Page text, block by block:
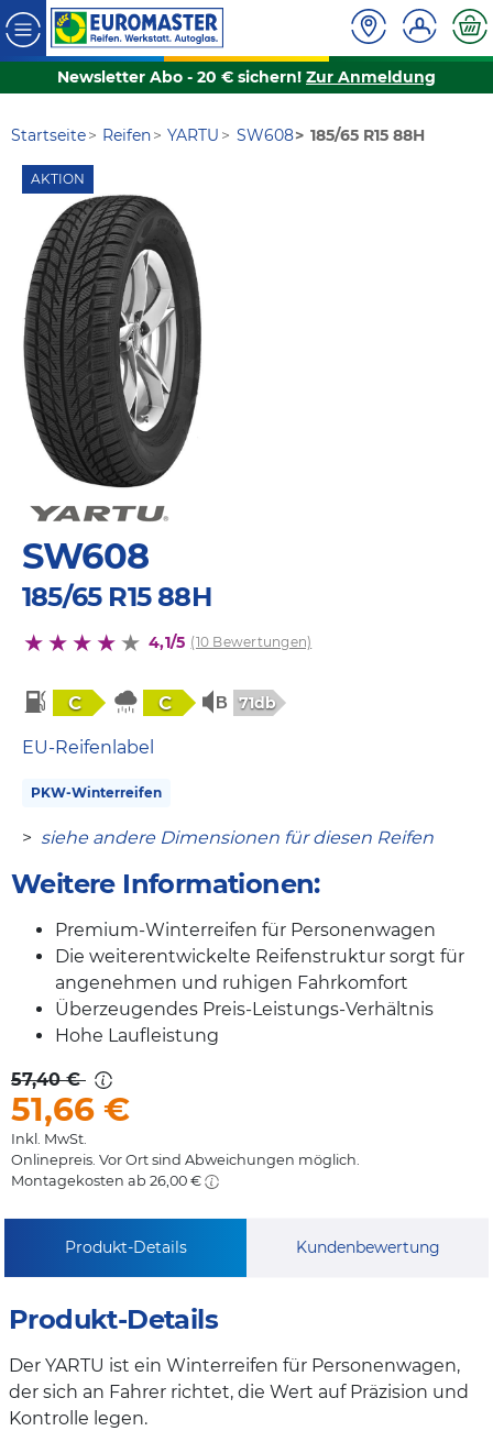
Newsletter Abo - 20 € sichern! Zur Anmeldung
Startseite Reifen YARTU SW608 185/65 R15 88H
AKTION
SW608
185/65 R15 88H
4,1/5 (10 Bewertungen)
C C 71db
EU-Reifenlabel
PKW-Winterreifen
> siehe andere Dimensionen für diesen Reifen
Weitere Informationen:
Premium-Winterreifen für Personenwagen
Die weiterentwickelte Reifenstruktur sorgt für
angenehmen und ruhigen Fahrkomfort
Überzeugendes Preis-Leistungs-Verhältnis
Hohe Laufleistung
57,40 €
51,66 €
Inkl. MwSt.
Onlinepreis. Vor Ort sind Abweichungen möglich.
Montagekosten ab 26,00 €
Produkt-Details Kundenbewertung
Produkt-Details
Der YARTU ist ein Winterreifen für Personenwagen,
der sich an Fahrer richtet, die Wert auf Präzision und
Kontrolle legen.